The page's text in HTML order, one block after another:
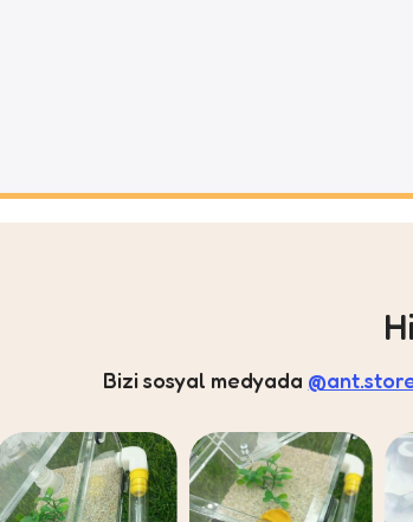
Bizi sosyal medyada